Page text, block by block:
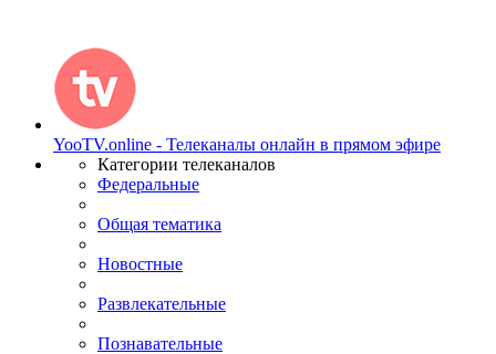
YooTV.online - Телеканалы онлайн в прямом эфире
Категории телеканалов
Федеральные
Общая тематика
Новостные
Развлекательные
Познавательные